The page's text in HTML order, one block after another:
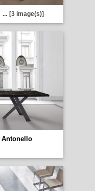
... [3 image(s)]
Antonello